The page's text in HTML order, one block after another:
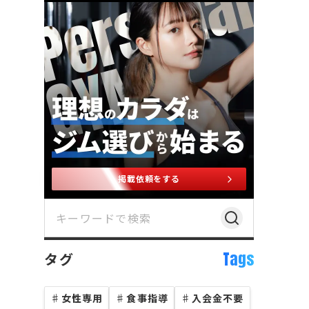
掲載依頼をする
タグ Tags
♯ 女性専用 ♯ 食事指導 ♯ 入会金不要